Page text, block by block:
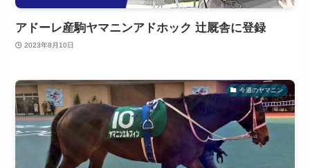
アドーレ産駒ヤマニンアドホック 辻厩舎に登録
2023年8月10日
今週のヤマニン